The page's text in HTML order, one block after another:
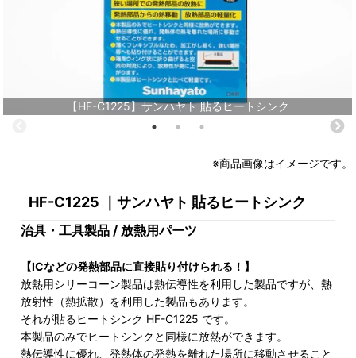
【HF-C1225】サンハヤト 貼るヒートシンク
※商品画像はイメージです。
HF-C1225 ｜サンハヤト 貼るヒートシンク
治具・工具製品 / 放熱用パーツ
【ICなどの発熱部品に直接貼り付けられる！】
放熱用シリーコーン製品は熱伝導性を利用した製品ですが、熱
放射性（熱拡散）を利用した製品もあります。
それが貼るヒートシンク HF-C1225 です。
本製品のみでヒートシンクと同様に放熱ができます。
熱伝導性に優れ、発熱体の発熱を離れた場所に移動させること